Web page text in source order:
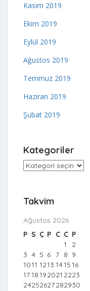
Kasım 2019
Ekim 2019
Eylül 2019
Ağustos 2019
Temmuz 2019
Haziran 2019
Şubat 2019
Kategoriler
Kategoriler
Takvim
Ağustos 2026
P S Ç P C C P
1
2
3 4 5 6 7 8 9
1011 1213 141516
1718192021 2223
24252627282930